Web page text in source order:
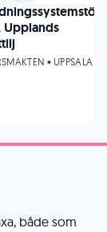
både som
Upplands
• UPPSALA